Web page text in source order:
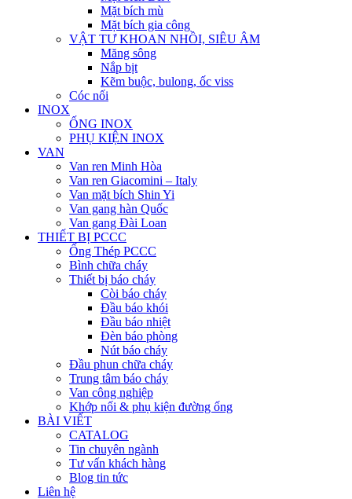
Mặt bích mù
Mặt bích gia công
VẬT TƯ KHOAN NHỒI, SIÊU ÂM
Măng sông
Nắp bịt
Kẽm buộc, bulong, ốc viss
Cóc nối
INOX
ỐNG INOX
PHỤ KIỆN INOX
VAN
Van ren Minh Hòa
Van ren Giacomini – Italy
Van mặt bích Shin Yi
Van gang hàn Quốc
Van gang Đài Loan
THIẾT BỊ PCCC
Ống Thép PCCC
Bình chữa cháy
Thiết bị báo cháy
Còi báo cháy
Đầu báo khói
Đầu báo nhiệt
Đèn báo phòng
Nút báo cháy
Đầu phun chữa cháy
Trung tâm báo cháy
Van công nghiệp
Khớp nối & phụ kiện đường ống
BÀI VIẾT
CATALOG
Tin chuyên ngành
Tư vấn khách hàng
Blog tin tức
Liên hệ